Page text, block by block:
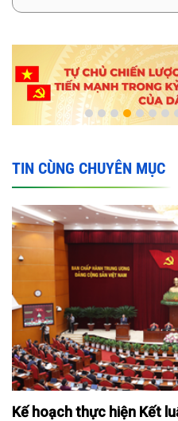
TIN CÙNG CHUYÊN MỤC
Kế hoạch thực hiện Kết